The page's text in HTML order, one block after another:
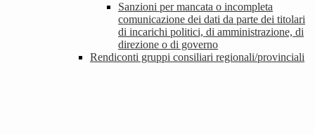
Sanzioni per mancata o incompleta
comunicazione dei dati da parte dei titolari
di incarichi politici, di amministrazione, di
direzione o di governo
Rendiconti gruppi consiliari regionali/provinciali